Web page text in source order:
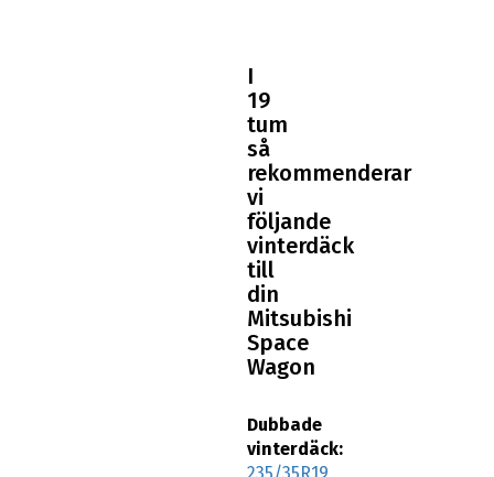
så
rekommenderar
vi
följande
vinterdäck
till
din
Mitsubishi
Space
Wagon
Dubbade
vinterdäck:
Dubbfria
vinterdäck:
235/35R19